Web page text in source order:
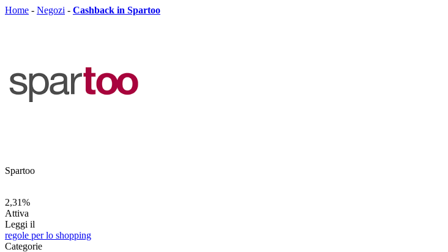
Home - Negozi - Cashback in Spartoo
Spartoo
2,31%
Attiva
Leggi il
regole per lo shopping
Categorie